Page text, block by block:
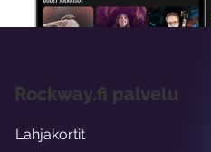
Rockway.fi palvelu
Lahjakortit